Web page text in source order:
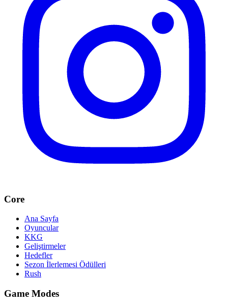
Core
Ana Sayfa
Oyuncular
KKG
Geliştirmeler
Hedefler
Sezon İlerlemesi Ödülleri
Rush
Game Modes